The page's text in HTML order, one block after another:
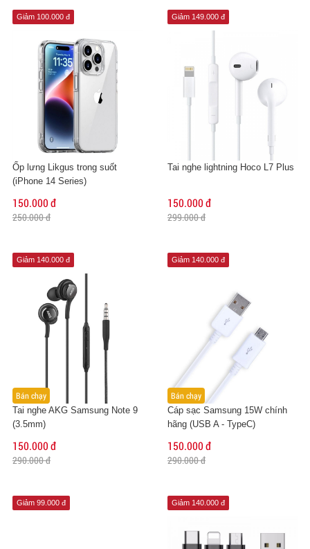
Giảm 100.000 đ
Ốp lưng Likgus trong suốt
(iPhone 14 Series)
150.000 đ
250.000 đ
Giảm 149.000 đ
Tai nghe lightning Hoco L7 Plus
150.000 đ
299.000 đ
Bán chạy
Giảm 140.000 đ
Tai nghe AKG Samsung Note 9
(3.5mm)
150.000 đ
290.000 đ
Bán chạy
Giảm 140.000 đ
Cáp sạc Samsung 15W chính
hãng (USB A - TypeC)
150.000 đ
290.000 đ
Giảm 99.000 đ Giảm 140.000 đ